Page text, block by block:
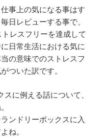
事上の気になる事はす
日レビューする事で、
レスフリーを達成して
日常生活における気に
の意味でのストレスフ
ついた訳です。
に例える話について、
ンドリーボックスに入
ね。